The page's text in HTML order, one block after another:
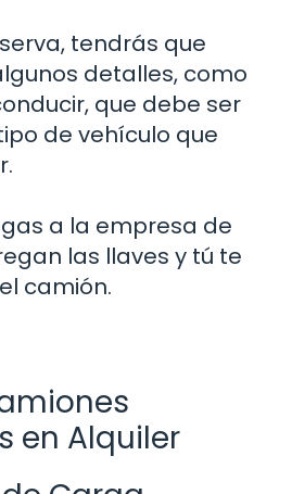
tendrás que
detalles, como
que debe ser
de vehículo que
a la empresa de
las llaves y tú te
camión.
en Alquiler